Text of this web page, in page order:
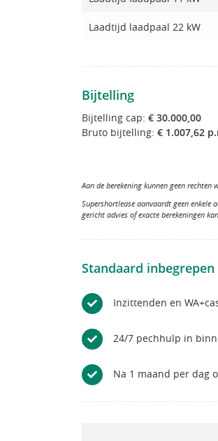
Laadtijd laadpaal 22 kW
Bijtelling
Bijtelling cap: € 30.000,00
Bruto bijtelling: € 1.007,62
Aan de berekening kunnen geen rechten
Supershortlease aanvaardt geen enkele
gericht advies of exacte berekeningen
Standaard
Inzittenden en
24/7 pechhulp in
Na 1 maand per dag